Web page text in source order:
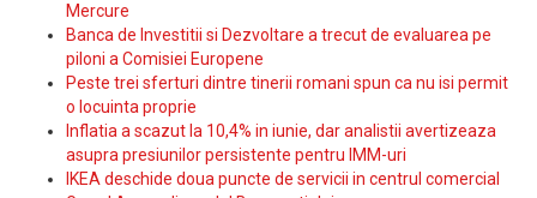
Mercure
Banca de Investitii si Dezvoltare a trecut de evaluarea pe
piloni a Comisiei Europene
Peste trei sferturi dintre tinerii romani spun ca nu isi permit
o locuinta proprie
Inflatia a scazut la 10,4% in iunie, dar analistii avertizeaza
asupra presiunilor persistente pentru IMM-uri
IKEA deschide doua puncte de servicii in centrul comercial